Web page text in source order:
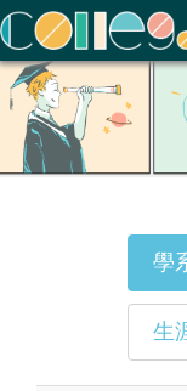
ColleGo! 大學選才與
學
生